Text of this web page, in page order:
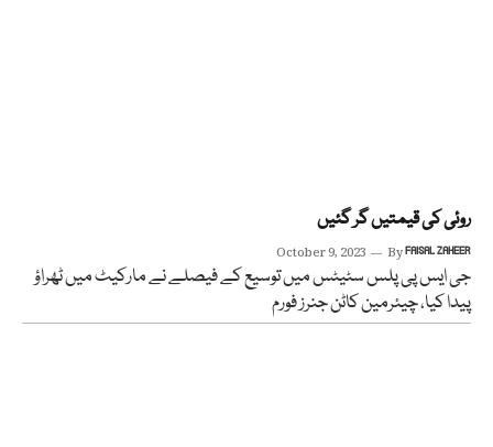
روئی کی قیمتیں گر گئیں
October 9, 2023 ByFAISAL ZAHEER
جی ایس پی پلس سٹیٹس میں توسیع کے فیصلے نے مارکیٹ میں ٹھراؤ
پیدا کیا، چیئرمین کاٹن جنرز فورم